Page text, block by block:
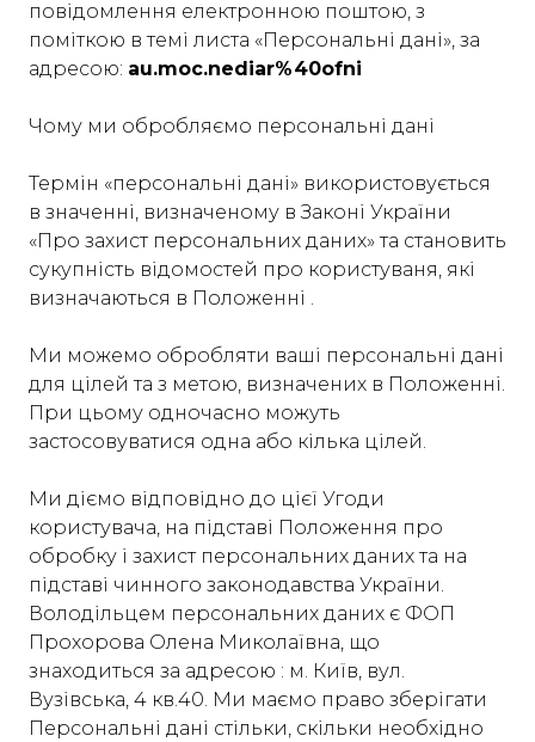
повідомлення електронною поштою, з
поміткою в темі листа «Персональні дані», за
адресою: au.moc.nediar%40ofni
Чому ми обробляємо персональні дані
Термін «персональні дані» використовується
в значенні, визначеному в Законі України
«Про захист персональних даних» та становить
сукупність відомостей про користуваня, які
визначаються в Положенні .
Ми можемо обробляти ваші персональні дані
для цілей та з метою, визначених в Положенні.
При цьому одночасно можуть
застосовуватися одна або кілька цілей.
Ми діємо відповідно до цієї Угоди
користувача, на підставі Положення про
обробку і захист персональних даних та на
підставі чинного законодавства України.
Володільцем персональних даних є ФОП
Прохорова Олена Миколаївна, що
знаходиться за адресою : м. Київ, вул.
Вузівська, 4 кв.40. Ми маємо право зберігати
Персональні дані стільки, скільки необхідно